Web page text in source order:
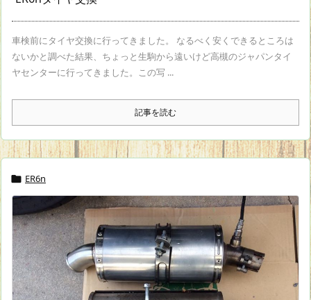
車検前にタイヤ交換に行ってきました。 なるべく安くできるところは
ないかと調べた結果、ちょっと生駒から遠いけど高槻のジャパンタイ
ヤセンターに行ってきました。この写 ...
記事を読む
 ER6n